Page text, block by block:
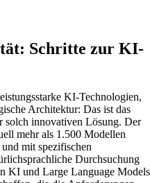
Schritte zur KI-
KI-Technologien,
Architektur: Das ist das
solch innovativen Lösung. Der
mehr als 1.500 Modellen
mit spezifischen
Durchsuchung
KI und Large Language Models